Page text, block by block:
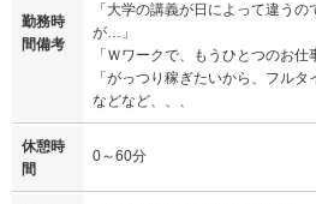
勤務時
間備考
「大学の講義が日によって違う
が…」
「Ｗワークで、もうひとつのお
「がっつり稼ぎたいから、フルタ
などなど、、、
休憩時
間
0～60分